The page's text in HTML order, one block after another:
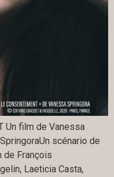
Un film de Vanessa
scénario de
de François
Laeticia Casta,